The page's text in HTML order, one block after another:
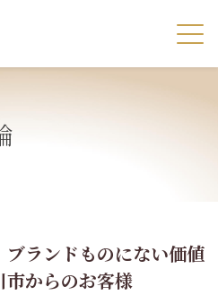
ブランドものにない価値
市からのお客様